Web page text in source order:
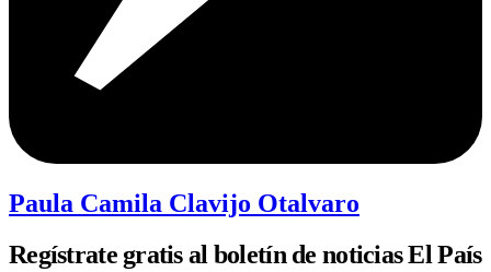
Paula Camila Clavijo Otalvaro
Regístrate gratis al boletín de noticias El País